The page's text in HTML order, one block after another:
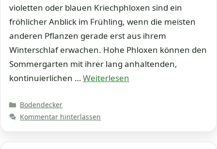
violetten oder blauen Kriechphloxen sind ein
fröhlicher Anblick im Frühling, wenn die meisten
anderen Pflanzen gerade erst aus ihrem
Winterschlaf erwachen. Hohe Phloxen können den
Sommergarten mit ihrer lang anhaltenden,
kontinuierlichen …Weiterlesen
Kategorien
Bodendecker
Kommentar hinterlassen